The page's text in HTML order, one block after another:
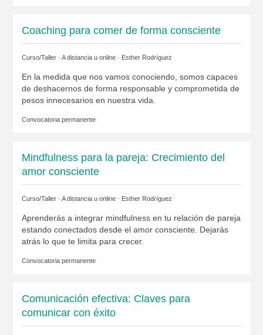
Coaching para comer de forma consciente
Curso/Taller · A distancia u online · Esther Rodríguez
En la medida que nos vamos conociendo, somos capaces
de deshacernos de forma responsable y comprometida de
pesos innecesarios en nuestra vida.
Convocatoria permanente
Mindfulness para la pareja: Crecimiento del
amor consciente
Curso/Taller · A distancia u online · Esther Rodríguez
Aprenderás a integrar mindfulness en tu relación de pareja
estando conectados desde el amor consciente. Dejarás
atrás lo que te limita para crecer.
Convocatoria permanente
Comunicación efectiva: Claves para
comunicar con éxito